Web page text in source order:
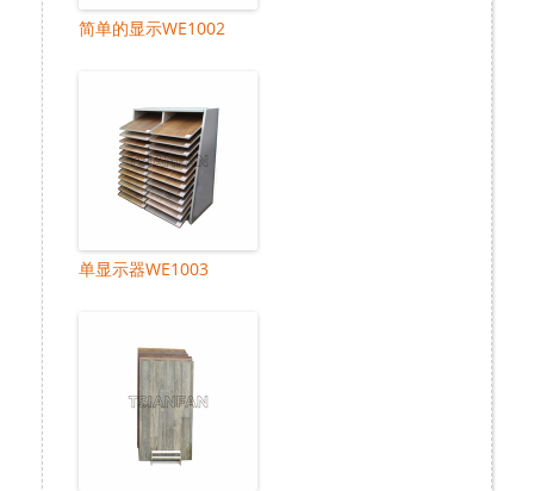
简单的显示WE1002
单显示器WE1003